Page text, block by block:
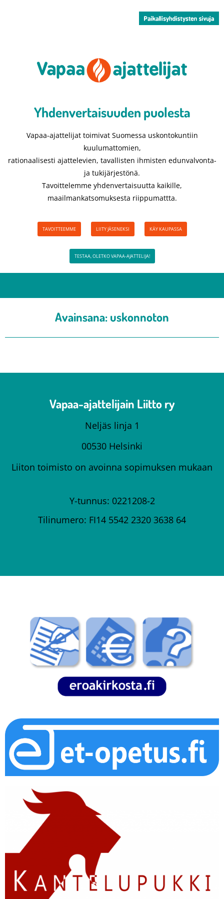
Yhdenvertaisuuden puolesta​
Vapaa-ajattelijat toimivat Suomessa uskontokuntiin
kuulumattomien,
rationaalisesti ajattelevien, tavallisten ihmisten edunvalvonta-
ja tukijärjestönä.
Tavoittelemme yhdenvertaisuutta kaikille,
maailmankatsomuksesta riippumattta.
TAVOITTEEMME LIITY JÄSENEKSI KÄY KAUPASSA
TESTAA, OLETKO VAPAA-AJATTELIJA!
Avainsana:uskonnoton
Vapaa-ajattelijain Liitto ry
Neljäs linja 1
00530 Helsinki
Liiton toimisto on avoinna sopimuksen mukaan
Y-tunnus: 0221208-2
Tilinumero: FI14 5542 2320 3638 64